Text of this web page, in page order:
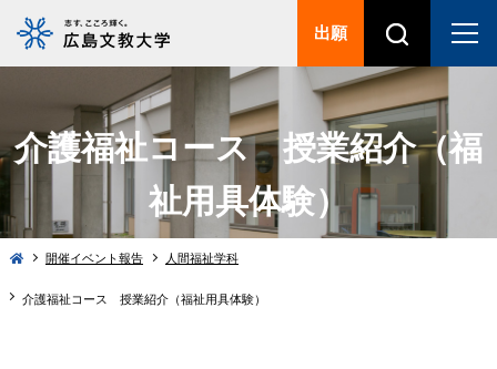
介護福祉コース 授業紹介（福
祉用具体験）
開催イベント報告 人間福祉学科
介護福祉コース 授業紹介（福祉用具体験）
出願